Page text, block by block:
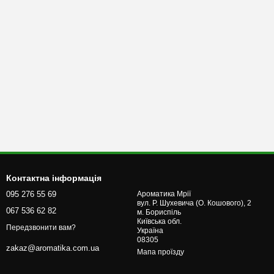
Контактна інформація
095 276 55 69
067 536 62 82
Передзвонити вам?
zakaz@aromatika.com.ua
Ароматика Мрії
вул. Р. Шухевича (О. Кошового), 2
м. Бориcпіль
Київська обл.
Україна
08305
Мапа проїзду